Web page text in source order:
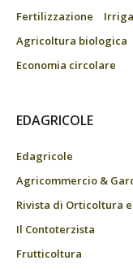
Fertilizzazione
Agricoltura biologica
Economia circolare
EDAGRICOLE
Edagricole
Agricommercio &
Rivista di Orticoltura
Il Contoterzista
Frutticoltura